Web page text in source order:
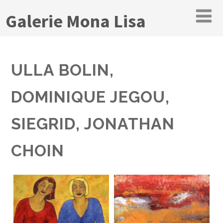
Galerie Mona Lisa
ULLA BOLIN,
DOMINIQUE JEGOU,
SIEGRID, JONATHAN
CHOIN